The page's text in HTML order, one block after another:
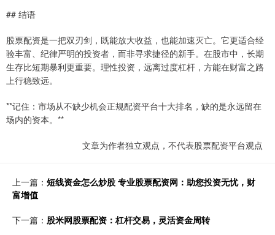
## 结语
股票配资是一把双刃剑，既能放大收益，也能加速灭亡。它更适合经
验丰富、纪律严明的投资者，而非寻求捷径的新手。在股市中，长期
生存比短期暴利更重要。理性投资，远离过度杠杆，方能在财富之路
上行稳致远。
**记住：市场从不缺少机会正规配资平台十大排名，缺的是永远留在
场内的资本。**
文章为作者独立观点，不代表股票配资平台观点
上一篇： 短线资金怎么炒股 专业股票配资网：助您投资无忧，财
富增值
下一篇： 股米网股票配资：杠杆交易，灵活资金周转